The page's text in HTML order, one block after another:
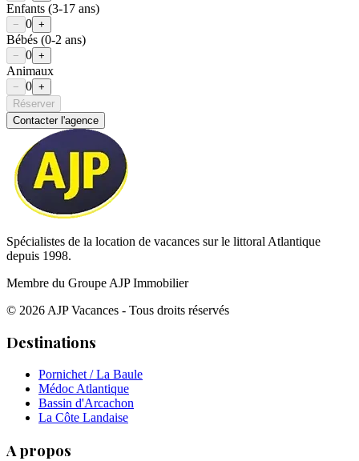
Enfants (3-17 ans)
− 0 +
Bébés (0-2 ans)
− 0 +
Animaux
− 0 +
Réserver
Contacter l'agence
Spécialistes de la location de vacances sur le littoral Atlantique
depuis 1998.
Membre du Groupe AJP Immobilier
© 2026 AJP Vacances - Tous droits réservés
Destinations
Pornichet / La Baule
Médoc Atlantique
Bassin d'Arcachon
La Côte Landaise
A propos